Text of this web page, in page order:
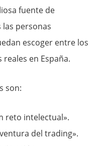
fuente de
personas
escoger entre los
en España.
son:
reto intelectual».
del trading».